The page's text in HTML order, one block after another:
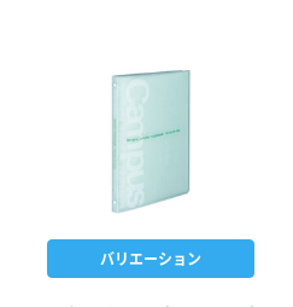
バリエーション